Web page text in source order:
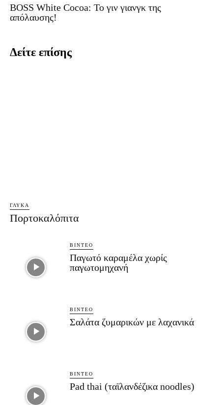
BOSS White Cocoa: Το γιν γιανγκ της
απόλαυσης!
Δείτε επίσης
ΓΛΥΚΆ
Πορτοκαλόπιτα
ΒΊΝΤΕΟ
Παγωτό καραμέλα χωρίς
παγωτομηχανή
ΒΊΝΤΕΟ
Σαλάτα ζυμαρικών με λαχανικά
ΒΊΝΤΕΟ
Pad thai (ταϊλανδέζικα noodles)